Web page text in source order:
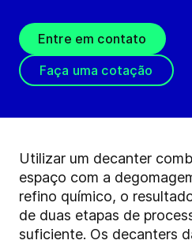
Entre em contato
Faça uma cotação
Utilizar um decanter
espaço com a
refino químico, o
de duas etapas de
suficiente. Os decanters